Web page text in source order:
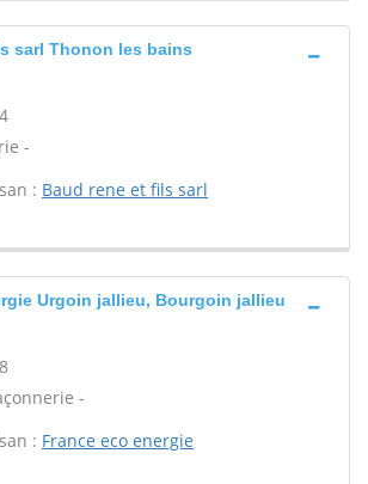
sarl Thonon les bains
-
: Baud rene et fils sarl
Urgoin jallieu, Bourgoin jallieu
-
: France eco energie